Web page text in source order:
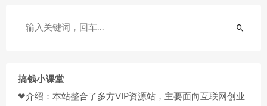
搞钱小课堂
❤介绍：本站整合了多方VIP资源站，主要面向互联网创业